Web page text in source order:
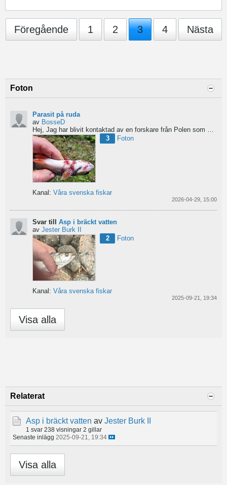
Föregående 1 2 3 4 Nästa
Foton
Parasit på ruda
av BosseD
Hej, Jag har blivit kontaktad av en forskare från Polen som är på jakt efter material av...
3
Foton
Kanal: Våra svenska fiskar
2026-04-29, 15:00
Svar till Asp i bräckt vatten
av Jester Burk II
2
Foton
Kanal: Våra svenska fiskar
2025-09-21, 19:34
Visa alla
Relaterat
Asp i bräckt vatten av Jester Burk II
1 svar 238 visningar 2 gillar
Senaste inlägg 2025-09-21, 19:34
Visa alla